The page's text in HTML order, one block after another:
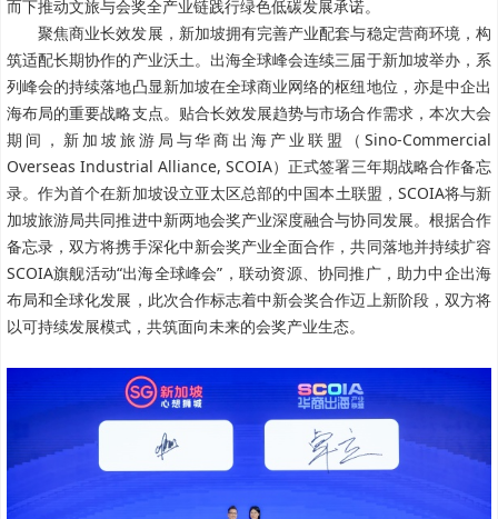
而下推动文旅与会奖全产业链践行绿色低碳发展承诺。
聚焦商业长效发展，新加坡拥有完善产业配套与稳定营商环境，构
筑适配长期协作的产业沃土。出海全球峰会连续三届于新加坡举办，系
列峰会的持续落地凸显新加坡在全球商业网络的枢纽地位，亦是中企出
海布局的重要战略支点。贴合长效发展趋势与市场合作需求，本次大会
期间，新加坡旅游局与华商出海产业联盟（Sino-Commercial
Overseas Industrial Alliance, SCOIA）正式签署三年期战略合作备忘
录。作为首个在新加坡设立亚太区总部的中国本土联盟，SCOIA将与新
加坡旅游局共同推进中新两地会奖产业深度融合与协同发展。根据合作
备忘录，双方将携手深化中新会奖产业全面合作，共同落地并持续扩容
SCOIA旗舰活动“出海全球峰会”，联动资源、协同推广，助力中企出海
布局和全球化发展，此次合作标志着中新会奖合作迈上新阶段，双方将
以可持续发展模式，共筑面向未来的会奖产业生态。